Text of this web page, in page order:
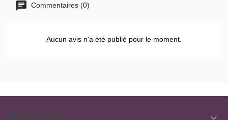
Commentaires (0)
Aucun avis n'a été publié pour le moment.